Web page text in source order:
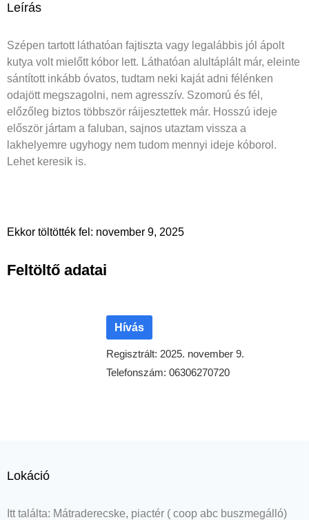
Leírás
Szépen tartott láthatóan fajtiszta vagy legalábbis jól ápolt
kutya volt mielőtt kóbor lett. Láthatóan alultáplált már, eleinte
sántított inkább óvatos, tudtam neki kaját adni félénken
odajött megszagolni, nem agresszív. Szomorú és fél,
előzőleg biztos többször ráijesztettek már. Hosszú ideje
először jártam a faluban, sajnos utaztam vissza a
lakhelyemre ugyhogy nem tudom mennyi ideje kóborol.
Lehet keresik is.
Ekkor töltötték fel: november 9, 2025
Feltöltő adatai
Hívás
Regisztrált: 2025. november 9.
Telefonszám: 06306270720
Lokáció
Itt találta: Mátraderecske, piactér ( coop abc buszmegálló)